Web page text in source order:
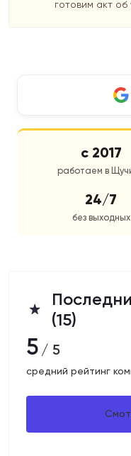
готовим акт об
с 2017
работаем в
24/7
без выходных
(15)
5 / 5
средний рейтинг